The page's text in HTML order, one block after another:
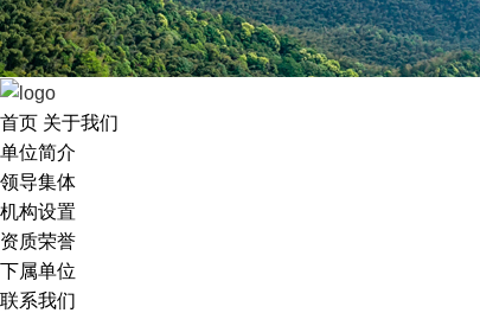
首页 关于我们
单位简介
领导集体
机构设置
资质荣誉
下属单位
联系我们